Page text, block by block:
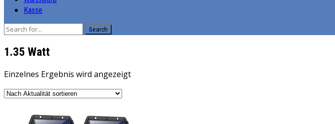
Kasse
Search
‎1.35 Watt
Einzelnes Ergebnis wird angezeigt